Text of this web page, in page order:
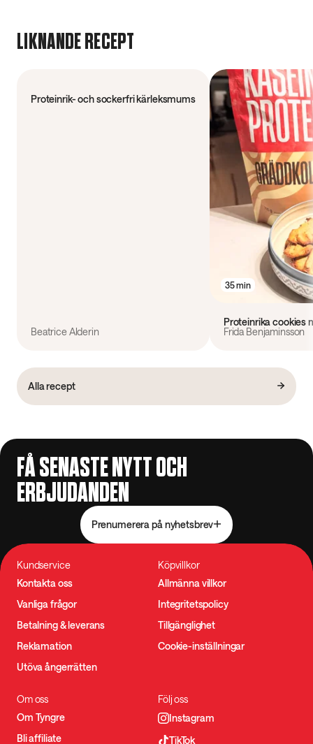
LIKNANDE RECEPT
Proteinrik- och sockerfri kärleksmums
Beatrice Alderin
35 min
Proteinrika cookies
Frida Benjaminsson
Alla recept
FÅ SENASTE NYTT OCH
ERBJUDANDEN
Prenumerera på nyhetsbrev
Kundservice
Kontakta oss
Vanliga frågor
Betalning & leverans
Reklamation
Utöva ångerrätten
Köpvillkor
Allmänna villkor
Integritetspolicy
Tillgänglighet
Cookie-inställningar
Om oss
Om Tyngre
Bli affiliate
Följ oss
Instagram
TikTok